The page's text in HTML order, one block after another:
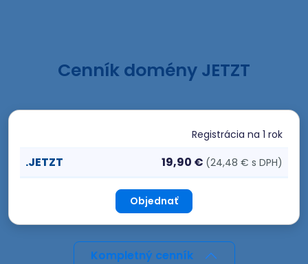
Cenník domény JETZT
Registrácia na 1 rok
.JETZT 19,90 € (24,48 € s DPH)
Objednať
Kompletný cenník